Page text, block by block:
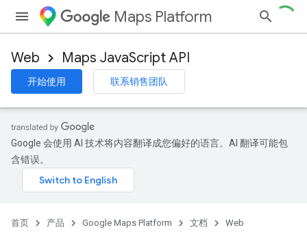
Maps Platform
Web Maps JavaScript API
开始使用 联系销售团队
Google 会使用 AI 技术将内容翻译成您偏好的语言。AI 翻译可能包
含错误。
首页 产品 Google Maps Platform 文档
Web